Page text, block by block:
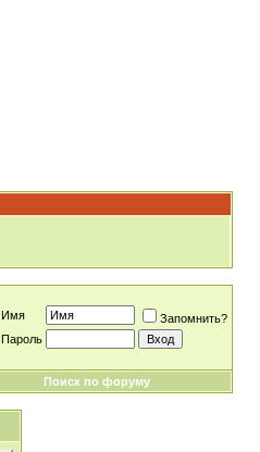
Имя
Запомнить?
Пароль
Поиск по форуму